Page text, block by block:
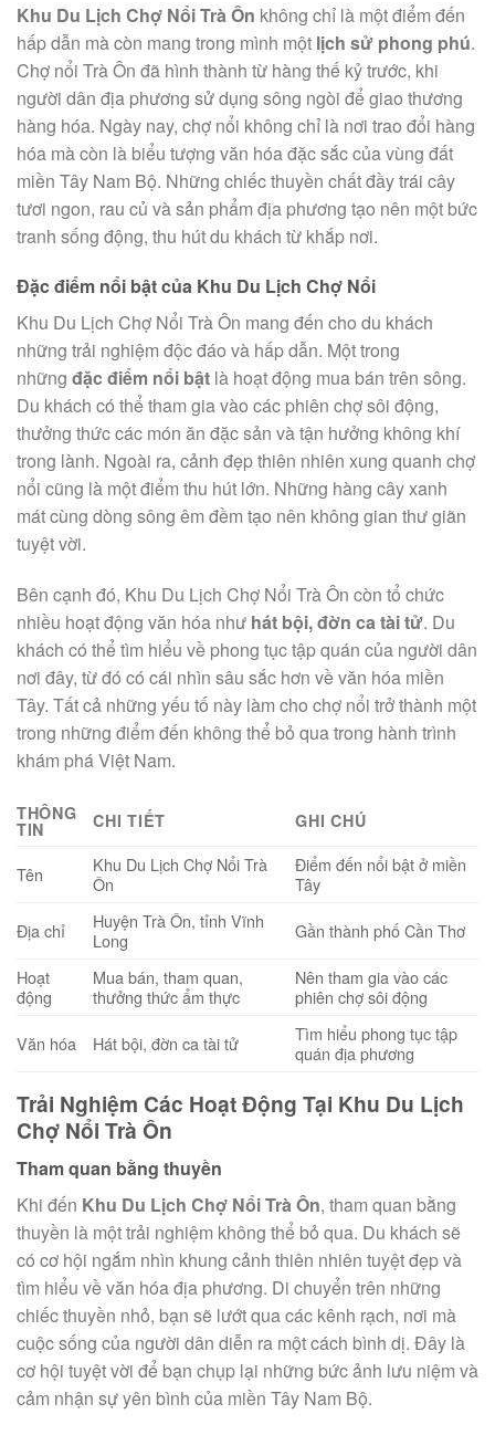
Khu Du Lịch Chợ Nổi Trà Ôn không chỉ là một điểm đến
hấp dẫn mà còn mang trong mình một lịch sử phong phú.
Chợ nổi Trà Ôn đã hình thành từ hàng thế kỷ trước, khi
người dân địa phương sử dụng sông ngòi để giao thương
hàng hóa. Ngày nay, chợ nổi không chỉ là nơi trao đổi hàng
hóa mà còn là biểu tượng văn hóa đặc sắc của vùng đất
miền Tây Nam Bộ. Những chiếc thuyền chất đầy trái cây
tươi ngon, rau củ và sản phẩm địa phương tạo nên một bức
tranh sống động, thu hút du khách từ khắp nơi.
Đặc điểm nổi bật của Khu Du Lịch Chợ Nổi
Khu Du Lịch Chợ Nổi Trà Ôn mang đến cho du khách
những trải nghiệm độc đáo và hấp dẫn. Một trong
những đặc điểm nổi bật là hoạt động mua bán trên sông.
Du khách có thể tham gia vào các phiên chợ sôi động,
thưởng thức các món ăn đặc sản và tận hưởng không khí
trong lành. Ngoài ra, cảnh đẹp thiên nhiên xung quanh chợ
nổi cũng là một điểm thu hút lớn. Những hàng cây xanh
mát cùng dòng sông êm đềm tạo nên không gian thư giãn
tuyệt vời.
Bên cạnh đó, Khu Du Lịch Chợ Nổi Trà Ôn còn tổ chức
nhiều hoạt động văn hóa như hát bội, đờn ca tài tử. Du
khách có thể tìm hiểu về phong tục tập quán của người dân
nơi đây, từ đó có cái nhìn sâu sắc hơn về văn hóa miền
Tây. Tất cả những yếu tố này làm cho chợ nổi trở thành một
trong những điểm đến không thể bỏ qua trong hành trình
khám phá Việt Nam.
THÔNG
TIN CHI TIẾT GHI CHÚ
Tên
Khu Du Lịch Chợ Nổi Trà
Ôn
Điểm đến nổi bật ở miền
Tây
Địa chỉ
Huyện Trà Ôn, tỉnh Vĩnh
Long
Gần thành phố Cần Thơ
Hoạt
động
Mua bán, tham quan,
thưởng thức ẩm thực
Nên tham gia vào các
phiên chợ sôi động
Văn hóa
Hát bội, đờn ca tài tử
Tìm hiểu phong tục tập
quán địa phương
Trải Nghiệm Các Hoạt Động Tại Khu Du Lịch
Chợ Nổi Trà Ôn
Tham quan bằng thuyền
Khi đến Khu Du Lịch Chợ Nổi Trà Ôn, tham quan bằng
thuyền là một trải nghiệm không thể bỏ qua. Du khách sẽ
có cơ hội ngắm nhìn khung cảnh thiên nhiên tuyệt đẹp và
tìm hiểu về văn hóa địa phương. Di chuyển trên những
chiếc thuyền nhỏ, bạn sẽ lướt qua các kênh rạch, nơi mà
cuộc sống của người dân diễn ra một cách bình dị. Đây là
cơ hội tuyệt vời để bạn chụp lại những bức ảnh lưu niệm và
cảm nhận sự yên bình của miền Tây Nam Bộ.